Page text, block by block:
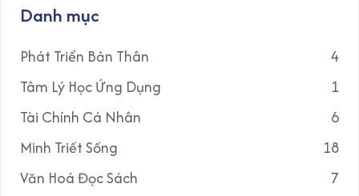
Danh mục
Phát Triển Bản Thân
4
Tâm Lý Học Ứng Dụng
1
Tài Chính Cá Nhân
6
Minh Triết Sống
18
Văn Hoá Đọc Sách
7